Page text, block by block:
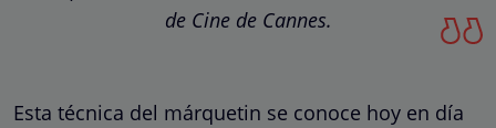
de Cine de Cannes.
Esta técnica del márquetin se conoce hoy en día